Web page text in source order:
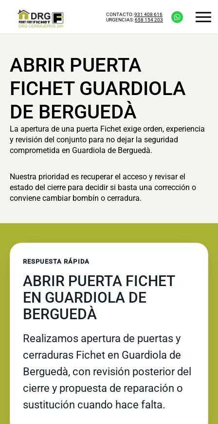
CONTACTO:931 408 616
URGENCIAS:658 154 203
ABRIR PUERTA
FICHET GUARDIOLA
DE BERGUEDÀ
La apertura de una puerta Fichet exige orden, experiencia
y revisión del conjunto para no dejar la seguridad
comprometida en Guardiola de Berguedà.
Nuestra prioridad es recuperar el acceso y revisar el
estado del cierre para decidir si basta una corrección o
conviene cambiar bombín o cerradura.
RESPUESTA RÁPIDA
ABRIR PUERTA FICHET
EN GUARDIOLA DE
BERGUEDÀ
Realizamos apertura de puertas y
cerraduras Fichet en Guardiola de
Berguedà, con revisión posterior del
cierre y propuesta de reparación o
sustitución cuando hace falta.